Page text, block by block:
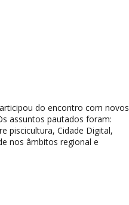
do encontro com novos
assuntos pautados foram:
piscicultura, Cidade Digital,
nos âmbitos regional e